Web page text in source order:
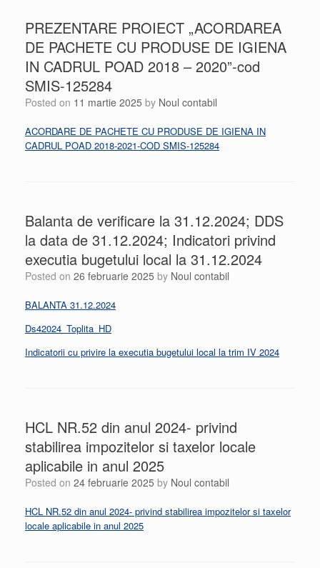
PREZENTARE PROIECT „ACORDAREA
DE PACHETE CU PRODUSE DE IGIENA
IN CADRUL POAD 2018 – 2020”-cod
SMIS-125284
Posted on 11 martie 2025 by Noul contabil
ACORDARE DE PACHETE CU PRODUSE DE IGIENA IN
CADRUL POAD 2018-2021-COD SMIS-125284
Balanta de verificare la 31.12.2024; DDS
la data de 31.12.2024; Indicatori privind
executia bugetului local la 31.12.2024
Posted on 26 februarie 2025 by Noul contabil
BALANTA 31.12.2024
Ds42024_Toplita_HD
Indicatorii cu privire la executia bugetului local la trim IV 2024
HCL NR.52 din anul 2024- privind
stabilirea impozitelor si taxelor locale
aplicabile in anul 2025
Posted on 24 februarie 2025 by Noul contabil
HCL NR.52 din anul 2024- privind stabilirea impozitelor si taxelor
locale aplicabile in anul 2025